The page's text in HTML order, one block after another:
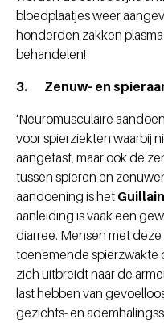
bloedplaatjes weer
honderden zakken
behandelen!
3. Zenuw- en
‘Neuromusculaire
voor spierziekten waarbij
aangetast, maar ook de
tussen spieren en
aandoening is het
aanleiding is vaak een
diarree. Mensen met
toenemende spierzwakte
zich uitbreidt naar de
last hebben van
gezichts- en